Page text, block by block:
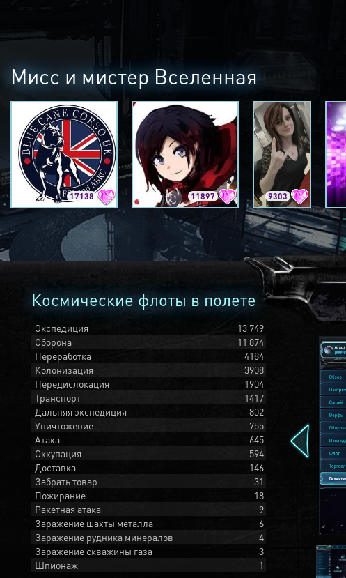
Мисс и мистер Вселенная
17138 11897 9303
Космические флоты в полете
Экспедиция
13 749
Оборона
11 874
Переработка
4184
Колонизация
3908
Передислокация
1904
Транспорт
1417
Дальняя экспедиция
802
Уничтожение
755
Атака
645
Оккупация
594
Доставка
146
Забрать товар
31
Пожирание
18
Ракетная атака
9
Заражение шахты металла
6
Заражение рудника минералов
4
Заражение скважины газа
3
Шпионаж
1